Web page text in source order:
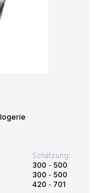
Schätzung:
300 - 500
300 - 500
420 - 701